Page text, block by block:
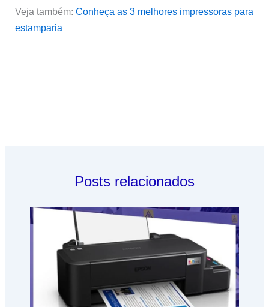
Veja também:Conheça as 3 melhores impressoras para
estamparia
Posts relacionados